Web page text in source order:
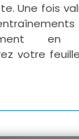
Une fois
en
votre